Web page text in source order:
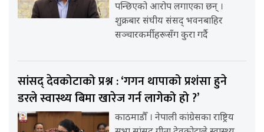
पन्छिएको आरोप लगाएका छन् ।
शुक्रबार संघीय संसद् भवनबाहिर
सञ्चारकर्मीहरूसँग कुरा गर्दै
सांसद् देवकोटाको प्रश्न : ‘गगन थापाको प्रशंसा हुने
डरले स्वास्थ्य बिमा खारेज गर्न लागेको हो ?’
काठमाडौँ । नेपाली कांग्रेसका राष्ट्रिय